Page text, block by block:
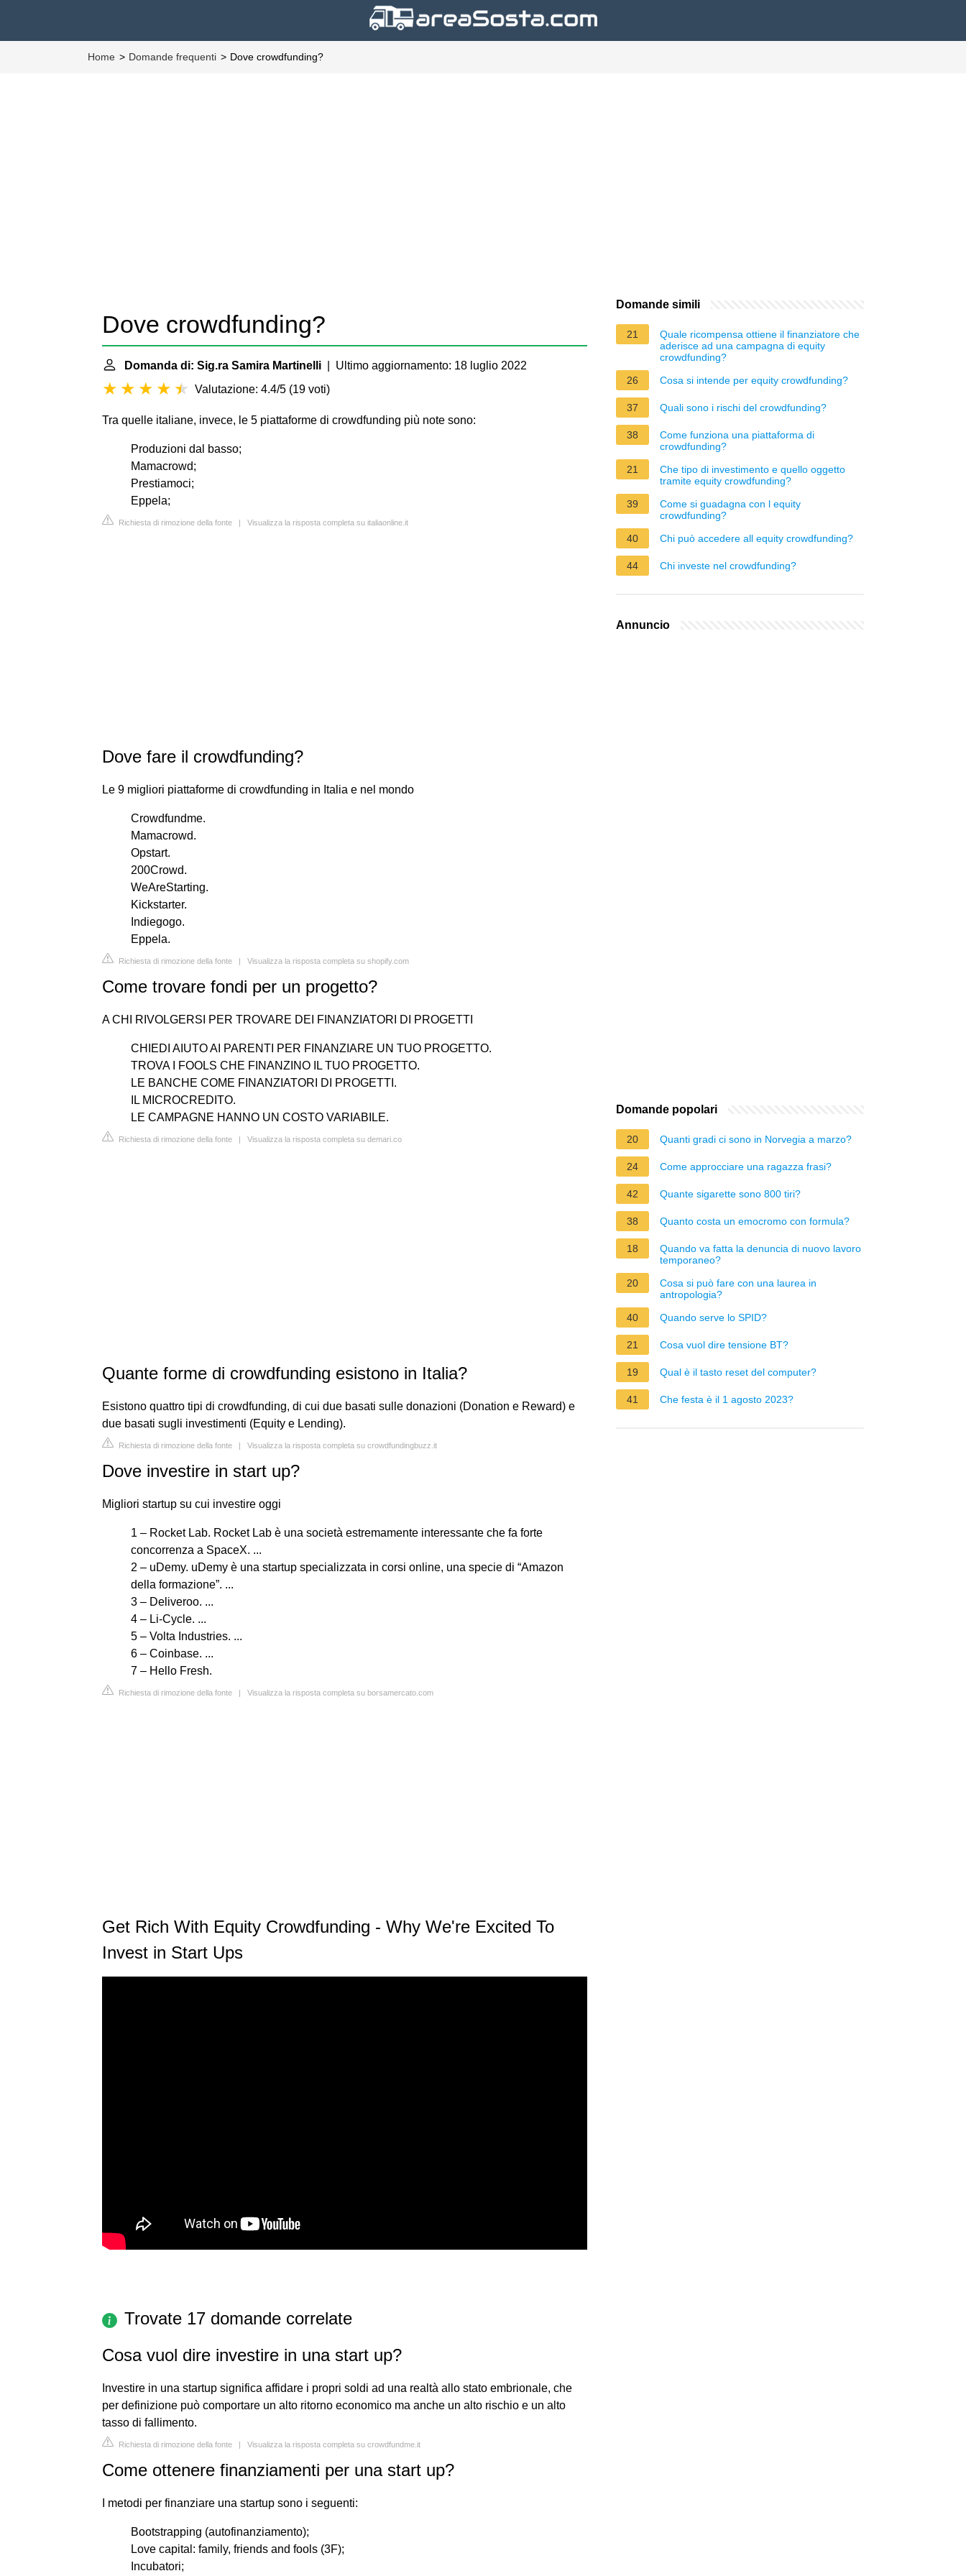
Home Domande frequenti Dove crowdfunding?
Dove crowdfunding?
Domanda di: Sig.ra Samira Martinelli | Ultimo aggiornamento: 18 luglio 2022
Valutazione: 4.4/5 (19 voti)
Tra quelle italiane, invece, le 5 piattaforme di crowdfunding più note sono:
Produzioni dal basso;
Mamacrowd;
Prestiamoci;
Eppela;
Richiesta di rimozione della fonte | Visualizza la risposta completa su italiaonline.it
Dove fare il crowdfunding?
Le 9 migliori piattaforme di crowdfunding in Italia e nel mondo
Crowdfundme.
Mamacrowd.
Opstart.
200Crowd.
WeAreStarting.
Kickstarter.
Indiegogo.
Eppela.
Richiesta di rimozione della fonte | Visualizza la risposta completa su shopify.com
Come trovare fondi per un progetto?
A CHI RIVOLGERSI PER TROVARE DEI FINANZIATORI DI PROGETTI
CHIEDI AIUTO AI PARENTI PER FINANZIARE UN TUO PROGETTO.
TROVA I FOOLS CHE FINANZINO IL TUO PROGETTO.
LE BANCHE COME FINANZIATORI DI PROGETTI.
IL MICROCREDITO.
LE CAMPAGNE HANNO UN COSTO VARIABILE.
Richiesta di rimozione della fonte | Visualizza la risposta completa su demari.co
Quante forme di crowdfunding esistono in Italia?
Esistono quattro tipi di crowdfunding, di cui due basati sulle donazioni (Donation e Reward) e
due basati sugli investimenti (Equity e Lending).
Richiesta di rimozione della fonte | Visualizza la risposta completa su crowdfundingbuzz.it
Dove investire in start up?
Migliori startup su cui investire oggi
1 – Rocket Lab. Rocket Lab è una società estremamente interessante che fa forte
concorrenza a SpaceX. ...
2 – uDemy. uDemy è una startup specializzata in corsi online, una specie di “Amazon
della formazione”. ...
3 – Deliveroo. ...
4 – Li-Cycle. ...
5 – Volta Industries. ...
6 – Coinbase. ...
7 – Hello Fresh.
Richiesta di rimozione della fonte | Visualizza la risposta completa su borsamercato.com
Get Rich With Equity Crowdfunding - Why We're Excited To
Invest in Start Ups
Trovate 17 domande correlate
Cosa vuol dire investire in una start up?
Investire in una startup significa affidare i propri soldi ad una realtà allo stato embrionale, che
per definizione può comportare un alto ritorno economico ma anche un alto rischio e un alto
tasso di fallimento.
Richiesta di rimozione della fonte | Visualizza la risposta completa su crowdfundme.it
Come ottenere finanziamenti per una start up?
I metodi per finanziare una startup sono i seguenti:
Bootstrapping (autofinanziamento);
Love capital: family, friends and fools (3F);
Incubatori;
Domande simili
21
Quale ricompensa ottiene il finanziatore che
aderisce ad una campagna di equity
crowdfunding?
26
Cosa si intende per equity crowdfunding?
37 Quali sono i rischi del crowdfunding?
38
Come funziona una piattaforma di
crowdfunding?
21
Che tipo di investimento e quello oggetto
tramite equity crowdfunding?
39
Come si guadagna con l equity
crowdfunding?
40
Chi può accedere all equity crowdfunding?
44 Chi investe nel crowdfunding?
Annuncio
Domande popolari
20 Quanti gradi ci sono in Norvegia a marzo?
24 Come approcciare una ragazza frasi?
42 Quante sigarette sono 800 tiri?
38 Quanto costa un emocromo con formula?
18
Quando va fatta la denuncia di nuovo lavoro
temporaneo?
20
Cosa si può fare con una laurea in
antropologia?
40
Quando serve lo SPID?
21 Cosa vuol dire tensione BT?
19 Qual è il tasto reset del computer?
41 Che festa è il 1 agosto 2023?